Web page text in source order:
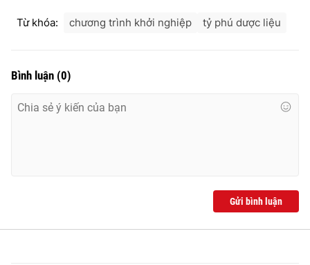
Từ khóa: chương trình khởi nghiệp tỷ phú dược liệu
Bình luận (0)
Gửi bình luận